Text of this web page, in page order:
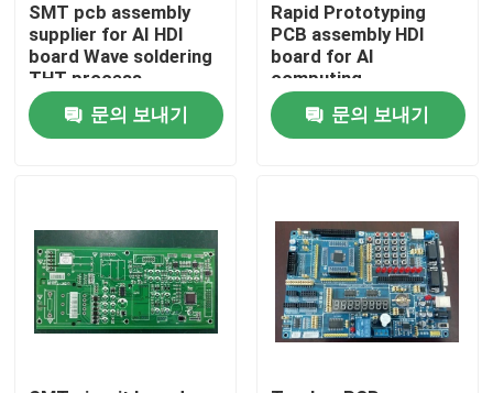
회사 소개
SMT pcb assembly
supplier for AI HDI
board Wave soldering
THT process
문의 보내기
Rapid Prototyping
PCB assembly HDI
board for AI
computing
문의 보내기